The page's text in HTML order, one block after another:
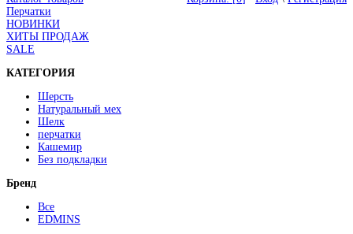
Перчатки
НОВИНКИ
ХИТЫ ПРОДАЖ
SALE
КАТЕГОРИЯ
Шерсть
Натуральный мех
Шелк
перчатки
Кашемир
Без подкладки
Бренд
Все
EDMINS